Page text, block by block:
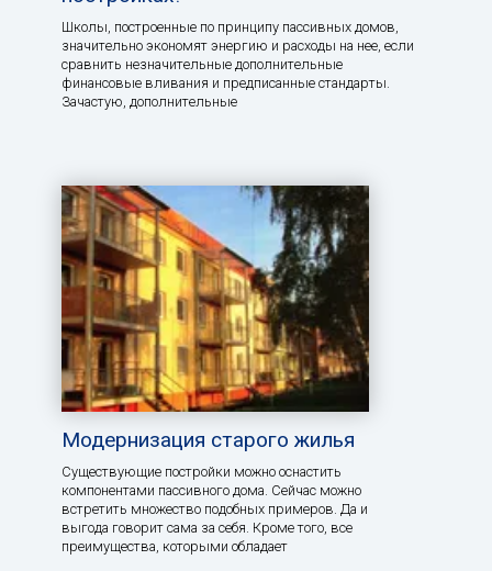
Школы, построенные по принципу пассивных домов,
значительно экономят энергию и расходы на нее, если
сравнить незначительные дополнительные
финансовые вливания и предписанные стандарты.
Зачастую, дополнительные
Модернизация старого жилья
Существующие постройки можно оснастить
компонентами пассивного дома. Сейчас можно
встретить множество подобных примеров. Да и
выгода говорит сама за себя. Кроме того, все
преимущества, которыми обладает